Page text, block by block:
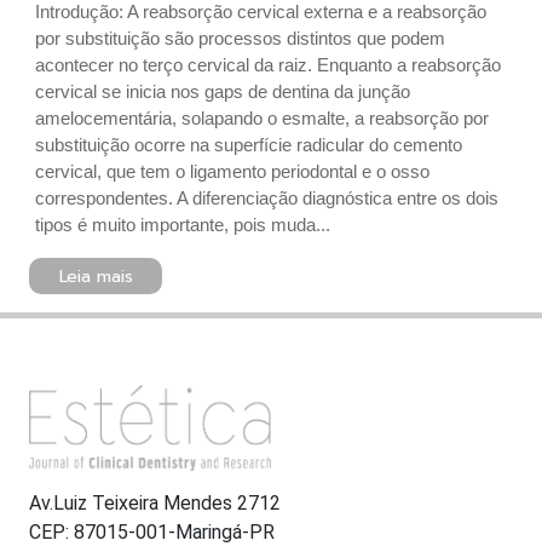
Introdução: A reabsorção cervical externa e a reabsorção
por substituição são processos distintos que podem
acontecer no terço cervical da raiz. Enquanto a reabsorção
cervical se inicia nos gaps de dentina da junção
amelocementária, solapando o esmalte, a reabsorção por
substituição ocorre na superfície radicular do cemento
cervical, que tem o ligamento periodontal e o osso
correspondentes. A diferenciação diagnóstica entre os dois
tipos é muito importante, pois muda...
Leia mais
Av.Luiz Teixeira Mendes 2712
CEP: 87015-001-Maringá-PR